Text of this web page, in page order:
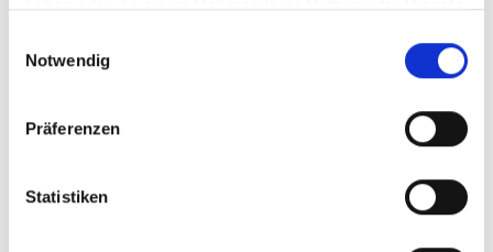
haben oder die sie im Rahmen Ihrer Nutzung der Dienste
Notwendig
Präferenzen
Statistiken